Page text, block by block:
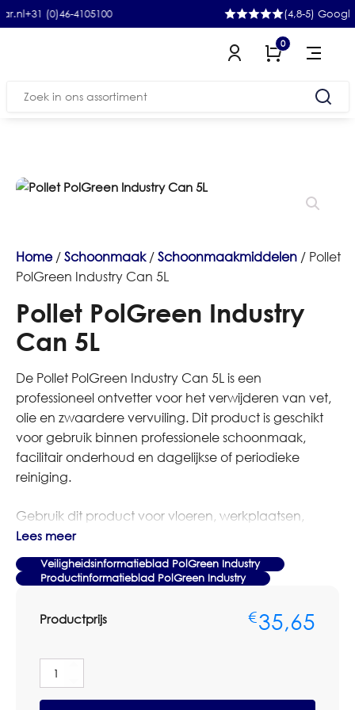
(0)46-4105100 (4,8-5) Google
0
Zoeken
Home/Schoonmaak/Schoonmaakmiddelen / Pollet
PolGreen Industry Can 5L
Pollet PolGreen Industry
Can 5L
De Pollet PolGreen Industry Can 5L is een
professioneel ontvetter voor het verwijderen van vet,
olie en zwaardere vervuiling. Dit product is geschikt
voor gebruik binnen professionele schoonmaak,
facilitair onderhoud en dagelijkse of periodieke
reiniging.
Gebruik dit product voor vloeren, werkplaatsen,
keukens en andere professioneel belaste
oppervlakken. Volg altijd de dosering, contacttijd en
gebruiksaanwijzing op het etiket of in het
onopvallende plaats, zeker bij gevoelige vloeren of
Bestel je dit artikel in grotere aantallen of op basis van
terugkerende afname? Neem dan contact op met
Lees meer
Veiligheidsinformatieblad PolGreen Industry
Productinformatieblad PolGreen Industry
Productprijs €35,65
Pollet
PolGreen
Industry